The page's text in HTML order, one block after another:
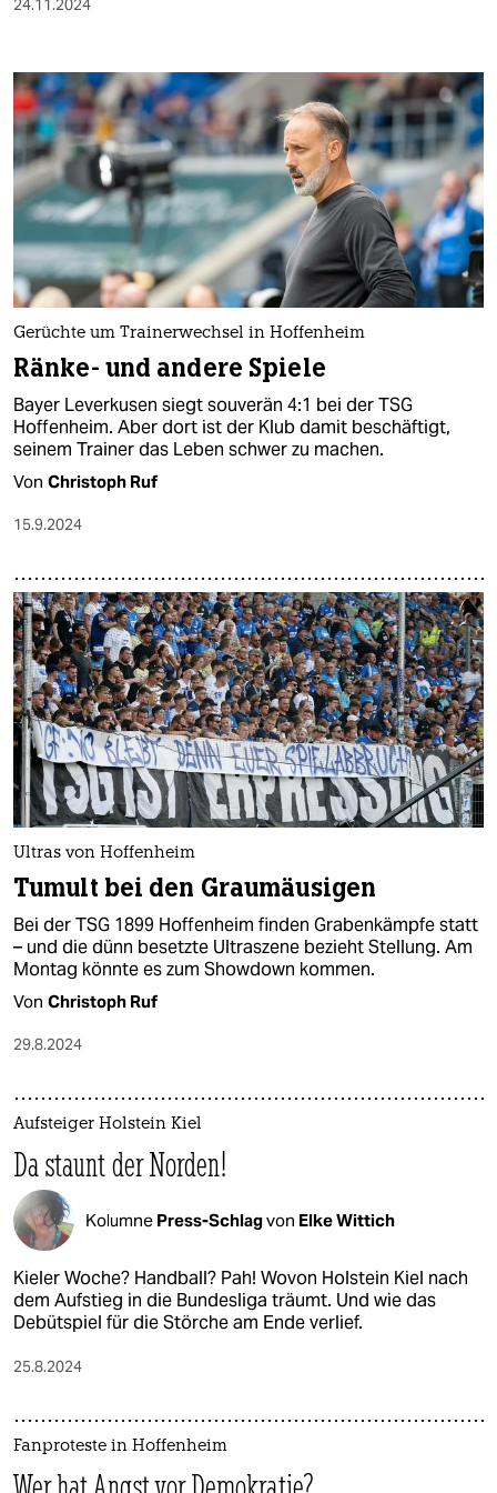
24.11.2024
Gerüchte um Trainerwechsel in Hoffenheim
Ränke- und andere Spiele
Bayer Leverkusen siegt souverän 4:1 bei der TSG
Hoffenheim. Aber dort ist der Klub damit beschäftigt,
seinem Trainer das Leben schwer zu machen.
Von Christoph Ruf
15.9.2024
Ultras von Hoffenheim
Tumult bei den Graumäusigen
Bei der TSG 1899 Hoffenheim finden Grabenkämpfe statt
– und die dünn besetzte Ultraszene bezieht Stellung. Am
Montag könnte es zum Showdown kommen.
Von Christoph Ruf
29.8.2024
Aufsteiger Holstein Kiel
Da staunt der Norden!
Kolumne Press-Schlagvon Elke Wittich
Kieler Woche? Handball? Pah! Wovon Holstein Kiel nach
dem Aufstieg in die Bundesliga träumt. Und wie das
Debütspiel für die Störche am Ende verlief.
25.8.2024
Fanproteste in Hoffenheim